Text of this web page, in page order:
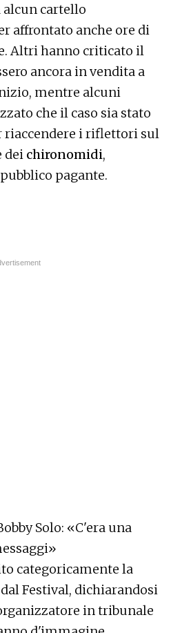
alcun cartello
affrontato anche ore di
Altri hanno criticato il
ancora in vendita a
mentre alcuni
che il caso sia stato
i riflettori sul
dei chironomidi,
pagante.
Solo: «C'era una
categoricamente la
Festival, dichiarandosi
in tribunale